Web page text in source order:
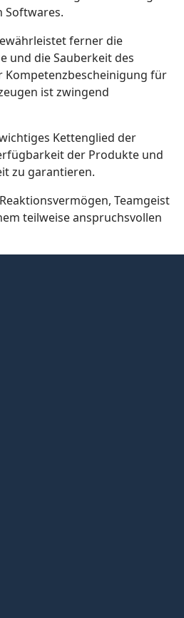
Softwares.
ferner die
und die Sauberkeit des
Kompetenzbescheinigung für
ist zwingend
Kettenglied der
der Produkte und
zu garantieren.
Teamgeist
teilweise anspruchsvollen